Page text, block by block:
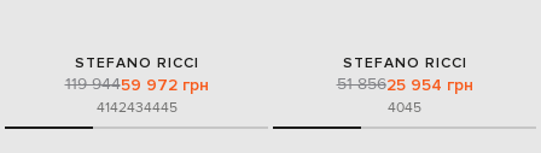
STEFANO RICCI
119 94459 972 грн
4142434445
STEFANO RICCI
51 85625 954 грн
4045